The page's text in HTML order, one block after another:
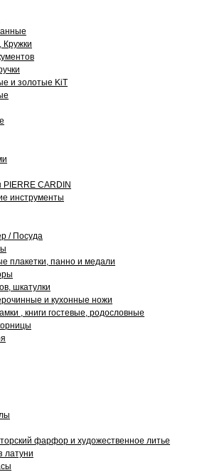
Кружки
и золотые KiT
PIERRE CARDIN
инструменты
/ Посуда
плакетки, панно и медали
шкатулки
и кухонные ножи
, книги гостевые, родословные
фарфор и художественное литье
латуни